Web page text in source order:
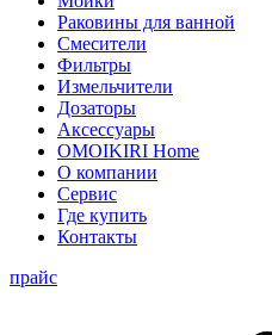
Раковины для ванной
Смесители
Фильтры
Измельчители
Дозаторы
Аксессуары
OMOIKIRI Home
О компании
Сервис
Где купить
Контакты
прайс